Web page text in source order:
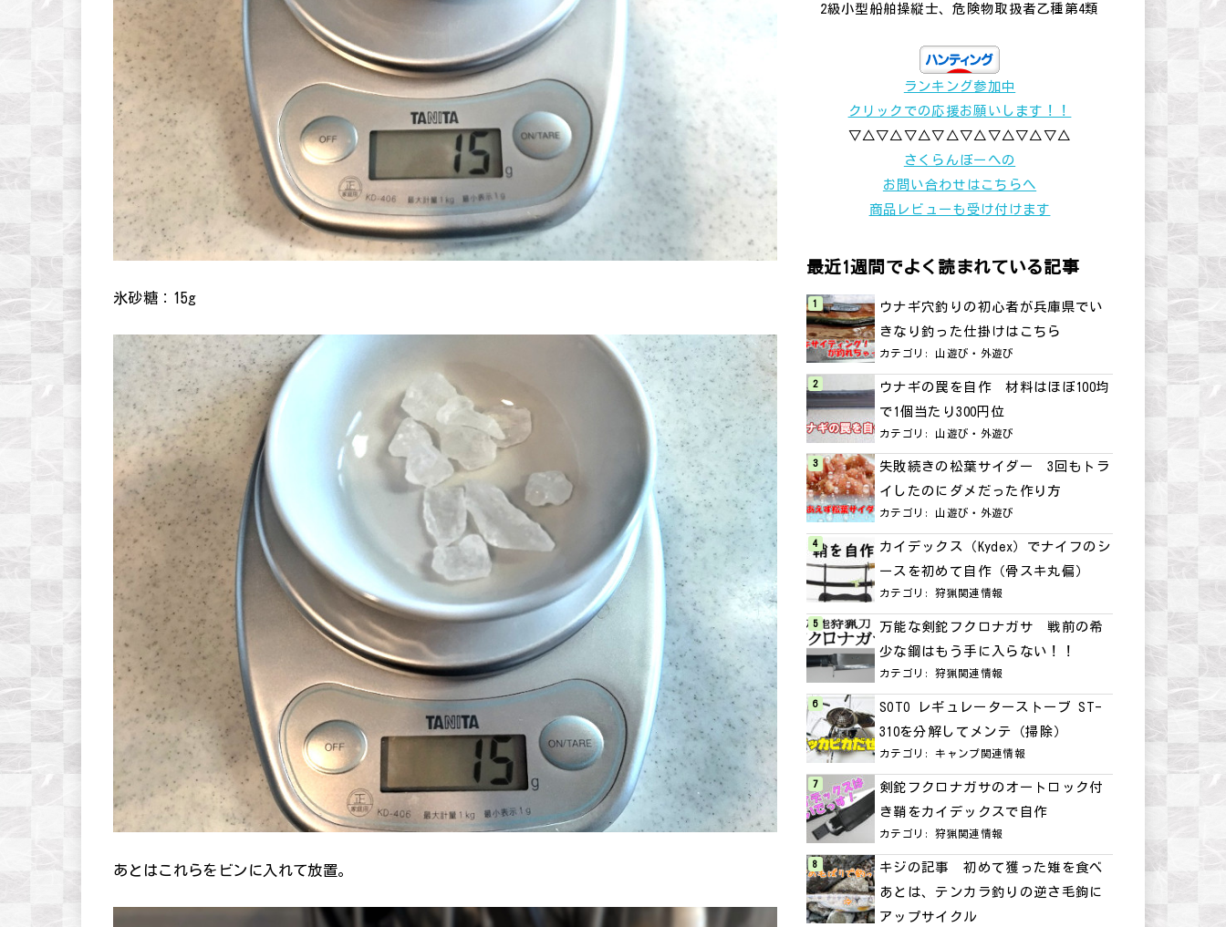
氷砂糖：15g
あとはこれらをビンに入れて放置。
2級小型船舶操縦士、危険物取扱者乙種第4類
ランキング参加中
クリックでの応援お願いします！！
▽△▽△▽△▽△▽△▽△▽△▽△
さくらんぼーへの
お問い合わせはこちらへ
商品レビューも受け付けます
最近1週間でよく読まれている記事
ウナギ穴釣りの初心者が兵庫県でい
きなり釣った仕掛けはこちら
カテゴリ: 山遊び・外遊び
ウナギの罠を自作 材料はほぼ100均
で1個当たり300円位
カテゴリ: 山遊び・外遊び
失敗続きの松葉サイダー 3回もトラ
イしたのにダメだった作り方
カテゴリ: 山遊び・外遊び
カイデックス（Kydex）でナイフのシ
ースを初めて自作（骨スキ丸偏）
カテゴリ:狩猟関連情報
万能な剣鉈フクロナガサ 戦前の希
少な鋼はもう手に入らない！！
カテゴリ:狩猟関連情報
SOTO レギュレーターストーブ ST-
310を分解してメンテ（掃除）
カテゴリ:キャンプ関連情報
剣鉈フクロナガサのオートロック付
き鞘をカイデックスで自作
カテゴリ:狩猟関連情報
キジの記事 初めて獲った雉を食べ
あとは、テンカラ釣りの逆さ毛鉤に
アップサイクル